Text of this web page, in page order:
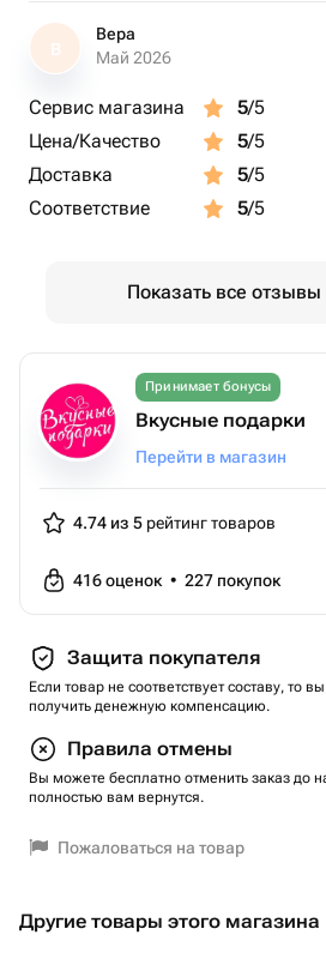
В
Вера
Май 2026
Сервис магазина 5/5
Цена/Качество
5/5
Доставка
5/5
Соответствие
5/5
Показать все отзывы
Принимает бонусы
Вкусные подарки
Перейти в магазин
4.74 из 5 рейтинг товаров
416оценок • 227 покупок
Защита покупателя
Если товар не соответствует составу, то
получить денежную компенсацию.
Правила отмены
Вы можете бесплатно отменить заказ до
полностью вам вернутся.
Пожаловаться на товар
Другие товары этого магазина